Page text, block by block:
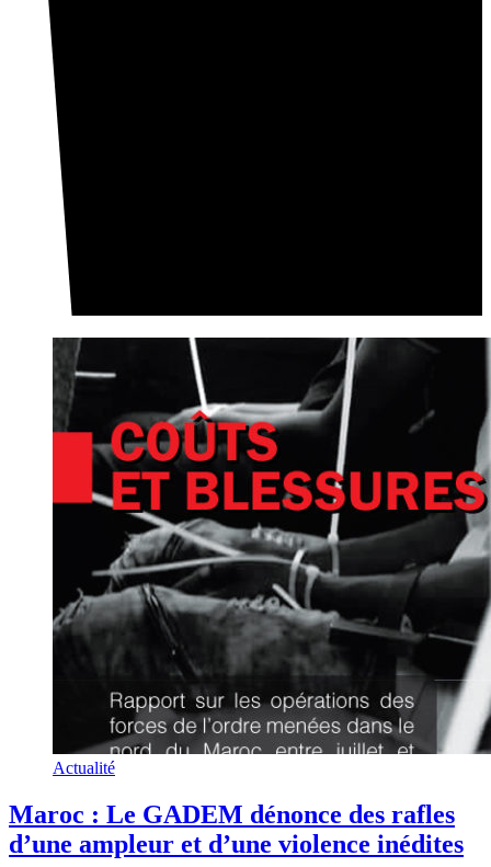
Actualité
Maroc : Le GADEM dénonce des rafles
d’une ampleur et d’une violence inédites